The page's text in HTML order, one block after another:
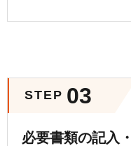
STEP 03
必要書類の記入